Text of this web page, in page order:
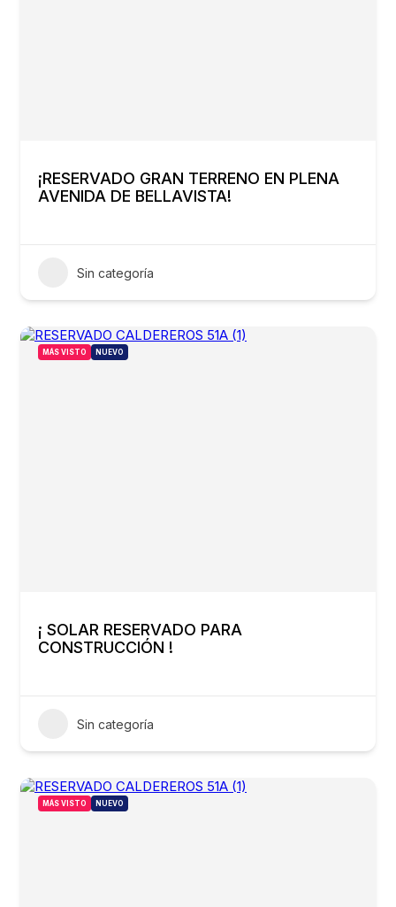
¡RESERVADO GRAN TERRENO EN PLENA
AVENIDA DE BELLAVISTA!
Sin categoría
MÁS VISTO NUEVO
¡ SOLAR RESERVADO PARA
CONSTRUCCIÓN !
Sin categoría
MÁS VISTO NUEVO